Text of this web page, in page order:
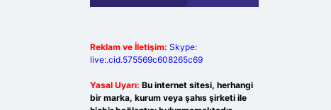
Reklam ve İletişim: Skype:
live:.cid.575569c608265c69
Yasal Uyarı: Bu internet sitesi, herhangi
bir marka, kurum veya şahıs şirketi ile